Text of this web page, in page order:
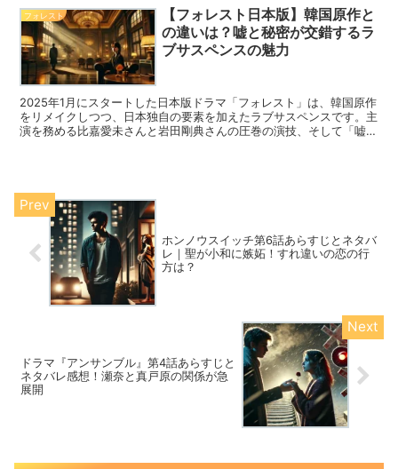
く解説します。
フォレスト
【フォレスト日本版】韓国原作と
の違いは？嘘と秘密が交錯するラ
ブサスペンスの魅力
2025年1月にスタートした日本版ドラマ「フォレスト」は、韓国原作
をリメイクしつつ、日本独自の要素を加えたラブサスペンスです。主
演を務める比嘉愛未さんと岩田剛典さんの圧巻の演技、そして「嘘」
ホンノウスイッチ第6話あらすじとネタバ
レ｜聖が小和に嫉妬！すれ違いの恋の行
方は？
ドラマ『アンサンブル』第4話あらすじと
ネタバレ感想！瀬奈と真戸原の関係が急
展開